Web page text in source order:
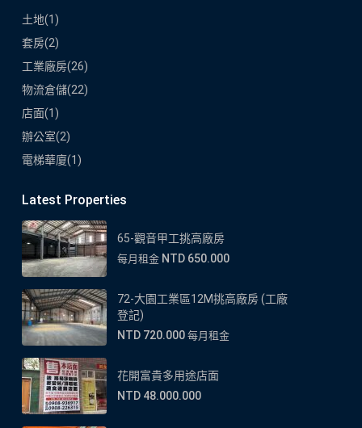
土地(1)
套房(2)
工業廠房(26)
物流倉儲(22)
店面(1)
辦公室(2)
電梯華廈(1)
Latest Properties
65-觀音甲工挑高廠房
每月租金 NTD 650.000
72-大園工業區12M挑高廠房 (工廠
登記)
NTD 720.000 每月租金
花開富貴多用途店面
NTD 48.000.000